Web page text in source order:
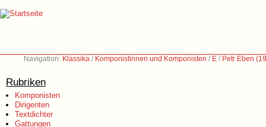
Navigation: Klassika / Komponistinnen und Komponisten / E / Petr Eben
Rubriken
Komponisten
Dirigenten
Textdichter
Gattungen